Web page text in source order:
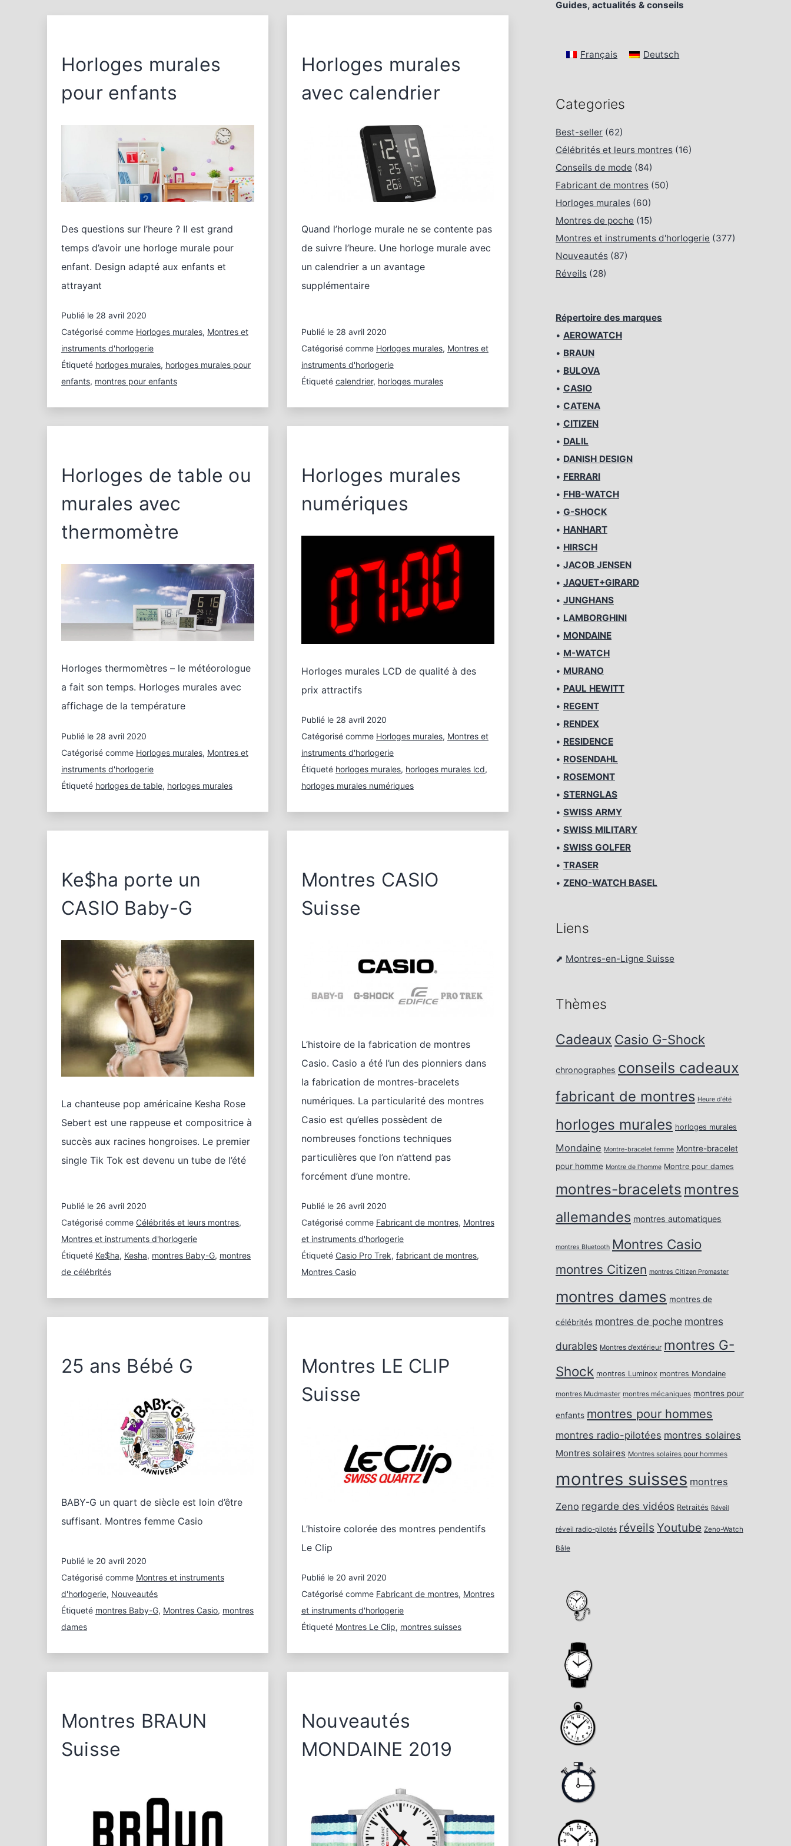
Horloges murales
pour enfants
Des questions sur l’heure ? Il est grand
temps d’avoir une horloge murale pour
enfant. Design adapté aux enfants et
attrayant
Publié le 28 avril 2020
Catégorisé comme Horloges murales, Montres et
instruments d'horlogerie
Étiqueté horloges murales, horloges murales pour
enfants, montres pour enfants
Horloges murales
avec calendrier
Quand l’horloge murale ne se contente pas
de suivre l’heure. Une horloge murale avec
un calendrier a un avantage
supplémentaire
Publié le 28 avril 2020
Catégorisé comme Horloges murales, Montres et
instruments d'horlogerie
Étiqueté calendrier, horloges murales
Horloges de table ou
murales avec
thermomètre
Horloges thermomètres – le météorologue
a fait son temps. Horloges murales avec
affichage de la température
Publié le 28 avril 2020
Catégorisé comme Horloges murales, Montres et
instruments d'horlogerie
Étiqueté horloges de table, horloges murales
Horloges murales
numériques
Horloges murales LCD de qualité à des
prix attractifs
Publié le 28 avril 2020
Catégorisé comme Horloges murales, Montres et
instruments d'horlogerie
Étiqueté horloges murales, horloges murales lcd,
horloges murales numériques
Ke$ha porte un
CASIO Baby-G
La chanteuse pop américaine Kesha Rose
Sebert est une rappeuse et compositrice à
succès aux racines hongroises. Le premier
single Tik Tok est devenu un tube de l’été
Publié le 26 avril 2020
Catégorisé comme Célébrités et leurs montres,
Montres et instruments d'horlogerie
Étiqueté Ke$ha, Kesha, montres Baby-G, montres
de célébrités
Montres CASIO
Suisse
L’histoire de la fabrication de montres
Casio. Casio a été l’un des pionniers dans
la fabrication de montres-bracelets
numériques. La particularité des montres
Casio est qu’elles possèdent de
nombreuses fonctions techniques
particulières que l’on n’attend pas
forcément d’une montre.
Publié le 26 avril 2020
Catégorisé comme Fabricant de montres, Montres
et instruments d'horlogerie
Étiqueté Casio Pro Trek, fabricant de montres,
Montres Casio
25 ans Bébé G
BABY-G un quart de siècle est loin d’être
suffisant. Montres femme Casio
Publié le 20 avril 2020
Catégorisé comme Montres et instruments
d'horlogerie, Nouveautés
Étiqueté montres Baby-G, Montres Casio, montres
dames
Montres LE CLIP
Suisse
L’histoire colorée des montres pendentifs
Le Clip
Publié le 20 avril 2020
Catégorisé comme Fabricant de montres, Montres
et instruments d'horlogerie
Étiqueté Montres Le Clip, montres suisses
Montres BRAUN
Suisse
Nouveautés
MONDAINE 2019
Guides, actualités & conseils
Français Deutsch
Categories
Best-seller (62)
Célébrités et leurs montres (16)
Conseils de mode (84)
Fabricant de montres (50)
Horloges murales (60)
Montres de poche (15)
Montres et instruments d'horlogerie (377)
Nouveautés (87)
Réveils (28)
Répertoire des marques
• AEROWATCH
• BRAUN
• BULOVA
• CASIO
• CATENA
• CITIZEN
• DALIL
• DANISH DESIGN
• FERRARI
• FHB-WATCH
• G-SHOCK
• HANHART
• HIRSCH
• JACOB JENSEN
• JAQUET+GIRARD
• JUNGHANS
• LAMBORGHINI
• MONDAINE
• M-WATCH
• MURANO
• PAUL HEWITT
• REGENT
• RENDEX
• RESIDENCE
• ROSENDAHL
• ROSEMONT
• STERNGLAS
• SWISS ARMY
• SWISS MILITARY
• SWISS GOLFER
• TRASER
• ZENO-WATCH BASEL
Liens
⬈ Montres-en-Ligne Suisse
Thèmes
Cadeaux Casio G-Shock
chronographes conseils cadeaux
fabricant de montres Heure d'été
horloges murales horloges murales
Mondaine Montre-bracelet femme Montre-bracelet
pour homme Montre de l’homme Montre pour dames
montres-bracelets montres
allemandes montres automatiques
montres Bluetooth Montres Casio
montres Citizen montres Citizen Promaster
montres dames montres de
célébrités montres de poche montres
durables Montres d’extérieur montres G-
Shock montres Luminox montres Mondaine
montres Mudmaster montres mécaniques montres pour
enfants montres pour hommes
montres radio-pilotées montres solaires
Montres solaires Montres solaires pour hommes
montres suisses montres
Zeno regarde des vidéos Retraités Réveil
réveil radio-pilotés réveils Youtube Zeno-Watch
Bâle